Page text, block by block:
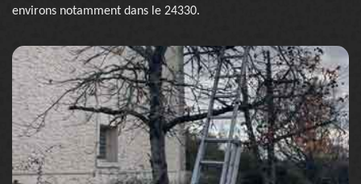
environs notamment dans le 24330.